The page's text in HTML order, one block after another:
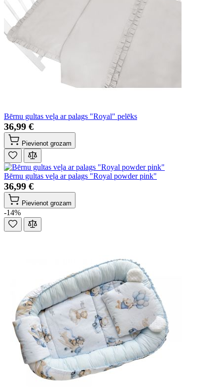
Bērnu gultas veļa ar palags "Royal" pelēks
36,99 €
Pievienot grozam
Bērnu gultas veļa ar palags "Royal powder pink"
36,99 €
Pievienot grozam
-14%